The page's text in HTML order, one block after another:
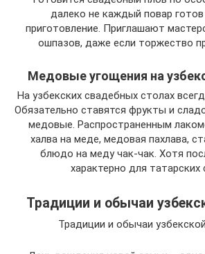
далеко не каждый повар готов
приготовление. Приглашают
ошпазов, даже если торжество
Медовые угощения на
На узбекских свадебных столах
Обязательно ставятся фрукты и
медовые. Распространенным
халва на меде, медовая пахлава,
блюдо на меду чак-чак. Хотя
характерно для татарских
Традиции и обычаи
Традиции и обычаи